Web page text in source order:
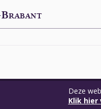
Brabant
Privacy policy •
Deze
Klik hier